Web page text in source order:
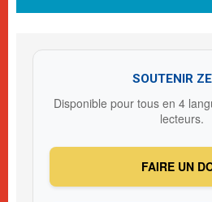
SOUTENIR
Disponible pour tous en 4
lecteurs.
FAIRE UN